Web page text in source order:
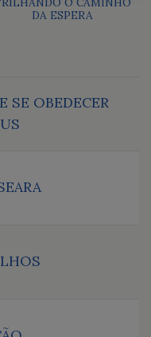
DA ESPERA
SE OBEDECER